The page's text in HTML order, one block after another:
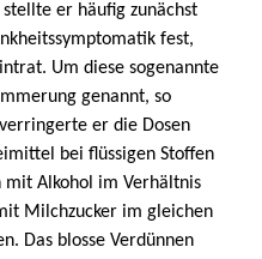
er häufig zunächst
fest,
Um diese sogenannte
genannt, so
er die Dosen
bei flüssigen Stoffen
mit Alkohol im Verhältnis
Milchzucker im gleichen
Das blosse Verdünnen